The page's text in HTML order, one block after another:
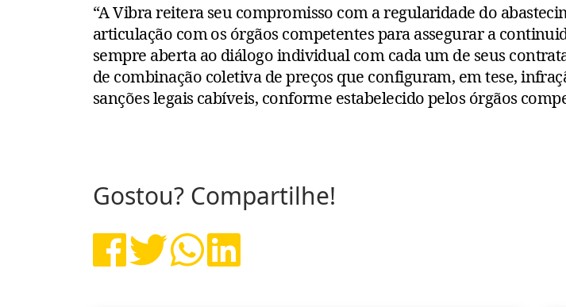
“A Vibra reitera seu compromisso com a regularidade do
articulação com os órgãos competentes para assegurar a
sempre aberta ao diálogo individual com cada um de seus
de combinação coletiva de preços que configuram, em tese,
sanções legais cabíveis, conforme estabelecido pelos órgãos
Gostou? Compartilhe!